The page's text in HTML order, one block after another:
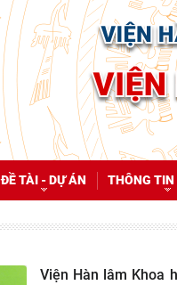
ĐỀ TÀI - DỰ ÁN THÔNG TIN
Viện Hàn lâm Khoa